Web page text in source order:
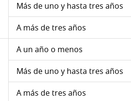
Más de uno y hasta tres años
A más de tres años
A un año o menos
Más de uno y hasta tres años
A más de tres años